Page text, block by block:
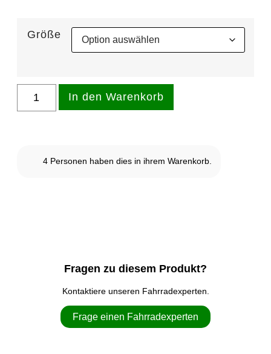
Größe
In den Warenkorb
4 Personen haben dies in ihrem Warenkorb.
Fragen zu diesem Produkt?
Kontaktiere unseren Fahrradexperten.
Frage einen Fahrradexperten